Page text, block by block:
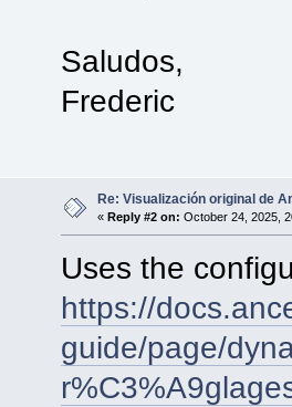
Saludos,
Frederic
Re: Visualización original de
« Reply #2 on: October 24, 2025,
Uses the
https://
guide/page/